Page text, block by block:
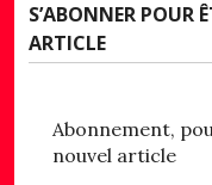
S’ABONNER POUR
ARTICLE
Abonnement,
nouvel article